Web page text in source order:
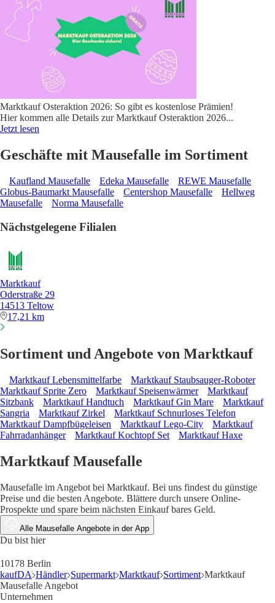
Marktkauf Osteraktion 2026: So gibt es kostenlose Prämien!
Hier kommen alle Details zur Marktkauf Osteraktion 2026...
Jetzt lesen
Geschäfte mit Mausefalle im Sortiment
Kaufland Mausefalle Edeka Mausefalle
REWE Mausefalle
Globus-Baumarkt Mausefalle
Centershop Mausefalle
Hellweg
Mausefalle
Norma Mausefalle
Nächstgelegene Filialen
Marktkauf
Oderstraße 29
14513 Teltow
17,21 km
Sortiment und Angebote von Marktkauf
Marktkauf Lebensmittelfarbe
Marktkauf Staubsauger-Roboter
Marktkauf Sprite Zero
Marktkauf Speisenwärmer
Marktkauf
Sitzbank
Marktkauf Handtuch Marktkauf Gin Mare
Marktkauf
Sangria
Marktkauf Zirkel
Marktkauf Schnurloses Telefon
Marktkauf Dampfbügeleisen
Marktkauf Lego-City
Marktkauf
Fahrradanhänger
Marktkauf Kochtopf Set Marktkauf Haxe
Marktkauf Mausefalle
Mausefalle im Angebot bei Marktkauf. Bei uns findest du günstige
Preise und die besten Angebote. Blättere durch unsere Online-
Prospekte und spare beim nächsten Einkauf bares Geld.
Alle Mausefalle Angebote in der App
Du bist hier
10178 Berlin
kaufDA Händler Supermarkt Marktkauf Sortiment Marktkauf
Mausefalle Angebot
Unternehmen